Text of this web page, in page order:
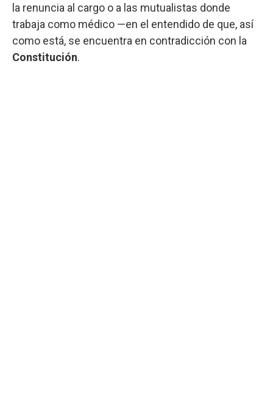
la renuncia al cargo o a las mutualistas donde
trabaja como médico —en el entendido de que, así
como está, se encuentra en contradicción con la
Constitución.